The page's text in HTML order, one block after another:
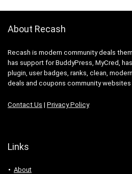
About Recash
Recash is modern community deals
has support for BuddyPress, MyCred,
plugin, user badges, ranks, clean,
deals and coupons community websites
Contact Us | Privacy Policy
Links
About